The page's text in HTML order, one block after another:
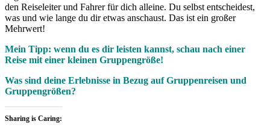
den Reiseleiter und Fahrer für dich alleine. Du selbst entscheidest,
was und wie lange du dir etwas anschaust. Das ist ein großer
Mehrwert!
Mein Tipp: wenn du es dir leisten kannst, schau nach einer
Reise mit einer kleinen Gruppengröße!
Was sind deine Erlebnisse in Bezug auf Gruppenreisen und
Gruppengrößen?
Sharing is Caring: